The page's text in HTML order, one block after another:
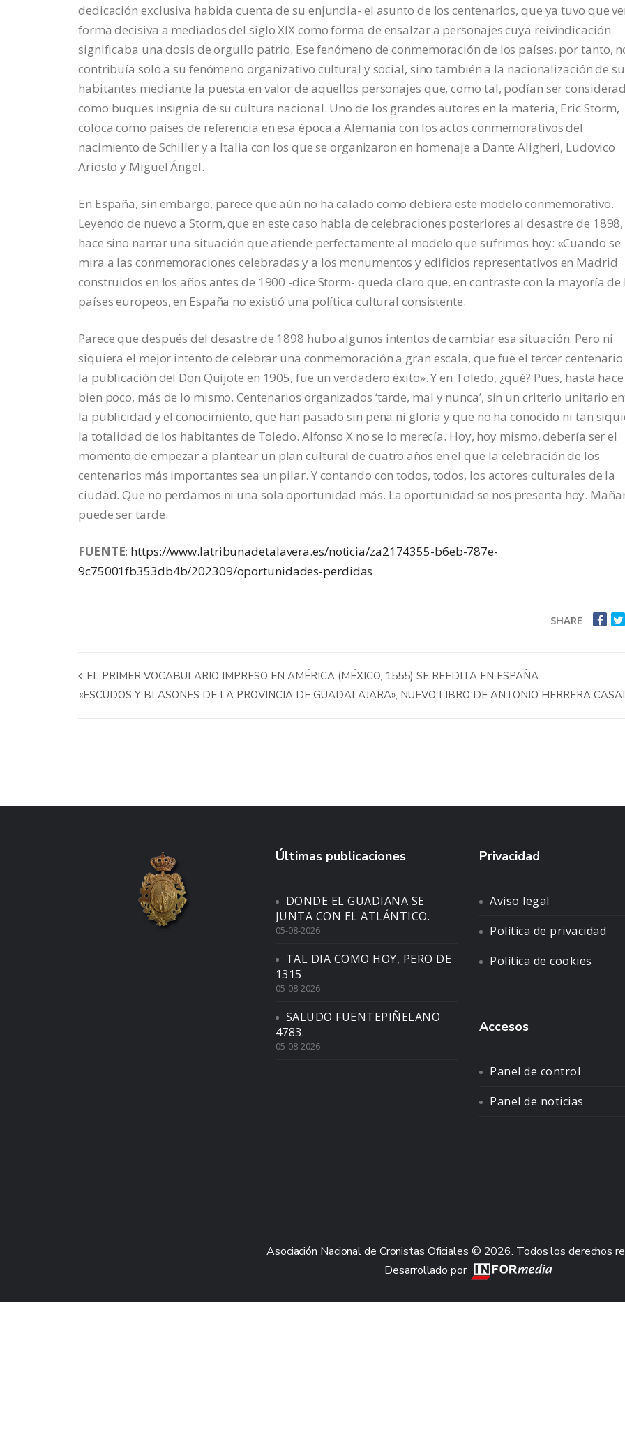
dedicación exclusiva habida cuenta de su enjundia- el asunto de los centenarios, que ya tuvo que
forma decisiva a mediados del siglo XIX como forma de ensalzar a personajes cuya reivindicación
significaba una dosis de orgullo patrio. Ese fenómeno de conmemoración de los países, por tanto,
contribuía solo a su fenómeno organizativo cultural y social, sino también a la nacionalización de
habitantes mediante la puesta en valor de aquellos personajes que, como tal, podían ser
como buques insignia de su cultura nacional. Uno de los grandes autores en la materia, Eric Storm,
coloca como países de referencia en esa época a Alemania con los actos conmemorativos del
nacimiento de Schiller y a Italia con los que se organizaron en homenaje a Dante Aligheri, Ludovico
Ariosto y Miguel Ángel.
En España, sin embargo, parece que aún no ha calado como debiera este modelo conmemorativo.
Leyendo de nuevo a Storm, que en este caso habla de celebraciones posteriores al desastre de
hace sino narrar una situación que atiende perfectamente al modelo que sufrimos hoy: «Cuando se
mira a las conmemoraciones celebradas y a los monumentos y edificios representativos en Madrid
construidos en los años antes de 1900 -dice Storm- queda claro que, en contraste con la mayoría de
países europeos, en España no existió una política cultural consistente.
Parece que después del desastre de 1898 hubo algunos intentos de cambiar esa situación. Pero ni
siquiera el mejor intento de celebrar una conmemoración a gran escala, que fue el tercer
la publicación del Don Quijote en 1905, fue un verdadero éxito». Y en Toledo, ¿qué? Pues, hasta hace
bien poco, más de lo mismo. Centenarios organizados ‘tarde, mal y nunca’, sin un criterio unitario
la publicidad y el conocimiento, que han pasado sin pena ni gloria y que no ha conocido ni tan
la totalidad de los habitantes de Toledo. Alfonso X no se lo merecía. Hoy, hoy mismo, debería ser el
momento de empezar a plantear un plan cultural de cuatro años en el que la celebración de los
centenarios más importantes sea un pilar. Y contando con todos, todos, los actores culturales de la
ciudad. Que no perdamos ni una sola oportunidad más. La oportunidad se nos presenta hoy.
puede ser tarde.
FUENTE: https://www.latribunadetalavera.es/noticia/za2174355-b6eb-787e-
9c75001fb353db4b/202309/oportunidades-perdidas
SHARE
EL PRIMER VOCABULARIO IMPRESO EN AMÉRICA (MÉXICO, 1555) SE REEDITA EN ESPAÑA
«ESCUDOS Y BLASONES DE LA PROVINCIA DE GUADALAJARA», NUEVO LIBRO DE ANTONIO HERRERA
Últimas publicaciones
DONDE EL GUADIANA SE
JUNTA CON EL ATLÁNTICO.
05-08-2026
TAL DIA COMO HOY, PERO DE
1315
05-08-2026
SALUDO FUENTEPIÑELANO
4783.
05-08-2026
Privacidad
Aviso legal
Política de privacidad
Política de cookies
Accesos
Panel de control
Panel de noticias
Asociación Nacional de Cronistas Oficiales © 2026. Todos los derechos
Desarrollado por